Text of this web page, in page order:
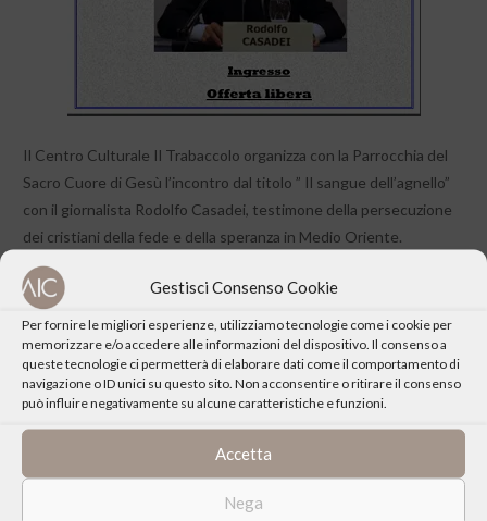
Gestisci Consenso Cookie
Per fornire le migliori esperienze, utilizziamo tecnologie come i cookie per
memorizzare e/o accedere alle informazioni del dispositivo. Il consenso a
queste tecnologie ci permetterà di elaborare dati come il comportamento di
navigazione o ID unici su questo sito. Non acconsentire o ritirare il consenso
può influire negativamente su alcune caratteristiche e funzioni.
Accetta
Nega
Il Centro Culturale Il Trabaccolo organizza con la Parrocchia del
Sacro Cuore di Gesù l’incontro dal titolo ” Il sangue dell’agnello”
con il giornalista Rodolfo Casadei, testimone della persecuzione
dei cristiani della fede e della speranza in Medio Oriente.
CONDIVIDI QUESTO EVENTO